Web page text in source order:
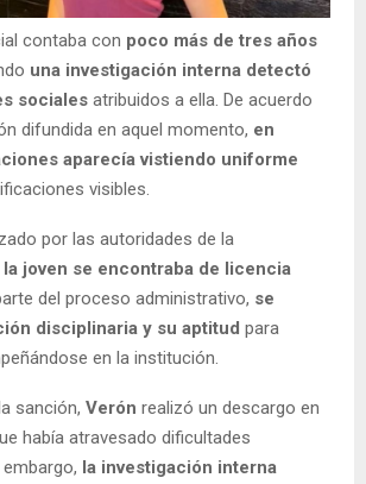
contaba con poco más de tres años
una investigación interna detectó
sociales atribuidos a ella. De acuerdo
difundida en aquel momento, en
aparecía vistiendo uniforme
visibles.
por las autoridades de la
joven se encontraba de licencia
del proceso administrativo, se
disciplinaria y su aptitud para
en la institución.
sanción, Verón realizó un descargo en
había atravesado dificultades
la investigación interna